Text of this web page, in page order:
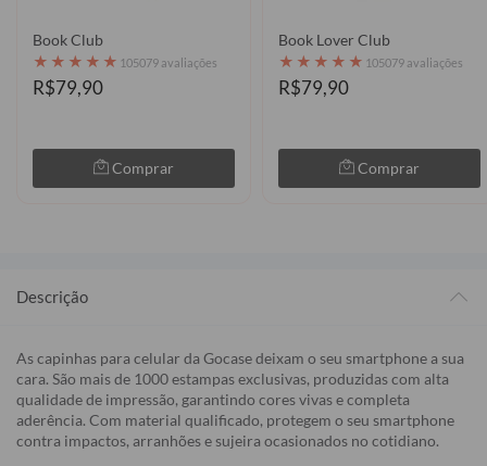
Book Club
★ ★ ★ ★ ★ 105079 avaliações
R$79,90
Comprar
Book Lover Club
★ ★ ★ ★ ★ 105079 avaliações
R$79,90
Comprar
Descrição
As capinhas para celular da Gocase deixam o seu smartphone a sua
cara. São mais de 1000 estampas exclusivas, produzidas com alta
qualidade de impressão, garantindo cores vivas e completa
aderência. Com material qualificado, protegem o seu smartphone
contra impactos, arranhões e sujeira ocasionados no cotidiano.